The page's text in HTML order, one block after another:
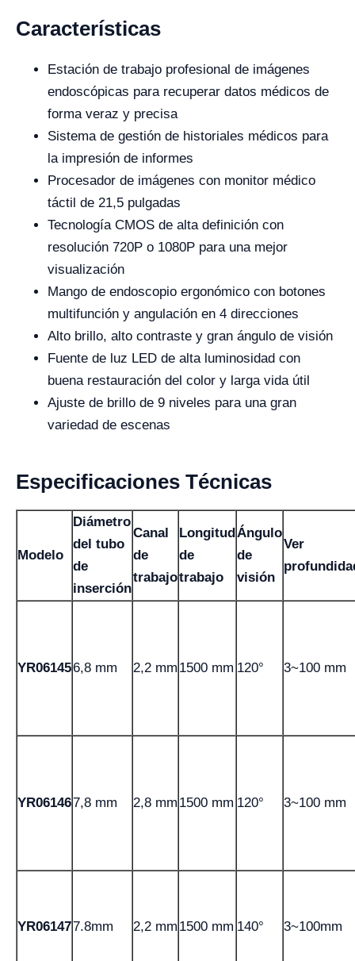
Características
Estación de trabajo profesional de imágenes
endoscópicas para recuperar datos médicos de
forma veraz y precisa
Sistema de gestión de historiales médicos para
la impresión de informes
Procesador de imágenes con monitor médico
táctil de 21,5 pulgadas
Tecnología CMOS de alta definición con
resolución 720P o 1080P para una mejor
visualización
Mango de endoscopio ergonómico con botones
multifunción y angulación en 4 direcciones
Alto brillo, alto contraste y gran ángulo de visión
Fuente de luz LED de alta luminosidad con
buena restauración del color y larga vida útil
Ajuste de brillo de 9 niveles para una gran
variedad de escenas
Especificaciones Técnicas
Modelo
Diámetro
del tubo
de
inserción
Canal
de
trabajo
Longitud
de
trabajo
Ángulo
de
visión
Ver
YR061456,8 mm 2,2 mm 1500 mm 120° 3~100 mm
YR061467,8 mm 2,8 mm 1500 mm 120° 3~100 mm
YR061477.8mm 2,2 mm 1500 mm 140° 3~100mm